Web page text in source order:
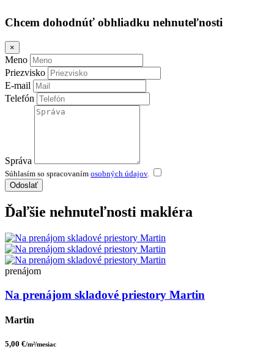
Chcem dohodnúť obhliadku nehnuteľnosti
×
Meno
Priezvisko
E-mail
Telefón
Správa
Súhlasím so spracovaním osobných údajov.
Odoslať
Ďaľšie nehnuteľnosti makléra
prenájom
Na prenájom skladové priestory Martin
Martin
5,00 €/m²/mesiac